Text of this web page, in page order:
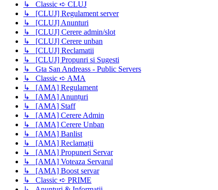
↳ Classic ➪ CLUJ
↳ [CLUJ] Regulament server
↳ [CLUJ] Anunturi
↳ [CLUJ] Cerere admin/slot
↳ [CLUJ] Cerere unban
↳ [CLUJ] Reclamatii
↳ [CLUJ] Propunri si Sugesti
↳ Gta San Andreass - Public Servers
↳ Classic ➪ AMA
↳ [AMA] Regulament
↳ [AMA] Anunțuri
↳ [AMA] Staff
↳ [AMA] Cerere Admin
↳ [AMA] Cerere Unban
↳ [AMA] Banlist
↳ [AMA] Reclamații
↳ [AMA] Propuneri Servar
↳ [AMA] Voteaza Servarul
↳ [AMA] Boost servar
↳ Classic ➪ PRIME